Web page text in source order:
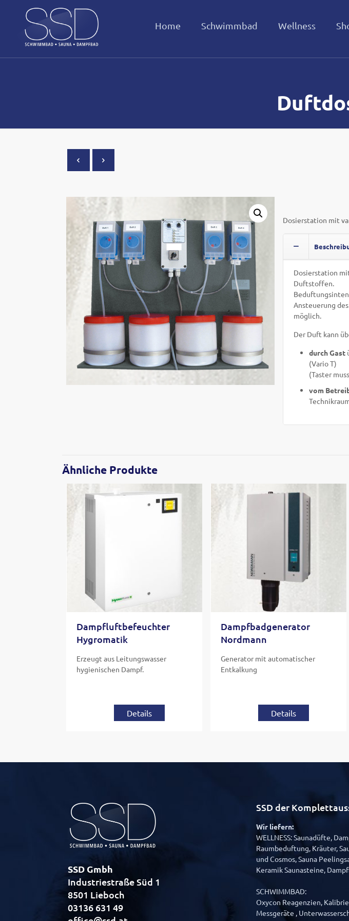
Home Schwimmbad Wellness
Dosierstation mit
Dosierstation
Duftstoffen.
Ansteuerung
möglich.
Der Duft kann
durch Gast
(Vario T)
(Taster
vom
Ähnliche Produkte
Dampfluftbefeuchter
Hygromatik
Erzeugt aus Leitungswasser
hygienischen Dampf.
Details
Dampfbadgenerator
Nordmann
Generator mit automatischer
Entkalkung
Details
SSD Gmbh
Industriestraße Süd 1
8501 Lieboch
03136 631 49
SSD der
Wir liefern:
WELLNESS: Saunadüfte,
Raumbeduftung, Kräuter,
und Cosmos, Sauna
Keramik Saunasteine,
SCHWIMMBAD:
Oxycon Reagenzien,
Messgeräte ,